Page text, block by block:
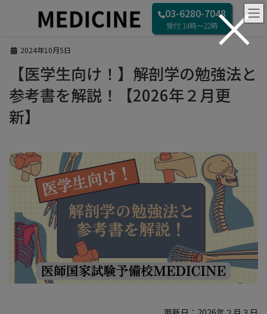
03-6280-7048
受付:14時〜22時
ブログ
【医学生向け！】解剖学の勉強法と参考書を解説！【2026年２月更新】
2024年10月5日
【医学生向け！】解剖学の勉強法と
参考書を解説！【2026年２月更
新】
×